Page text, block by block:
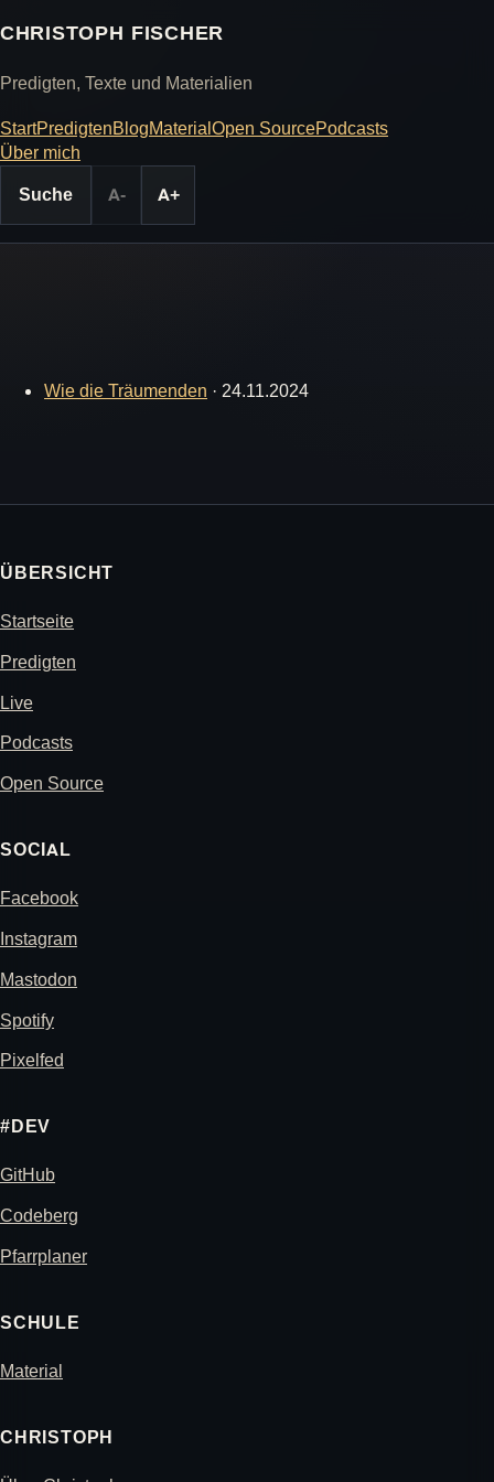
CHRISTOPH FISCHER
Predigten, Texte und Materialien
StartPredigtenBlogMaterialOpen SourcePodcasts
Über mich
Suche
A- A+
Wie die Träumenden · 24.11.2024
ÜBERSICHT
Startseite
Predigten
Live
Podcasts
Open Source
SOCIAL
Facebook
Instagram
Mastodon
Spotify
Pixelfed
#DEV
GitHub
Codeberg
Pfarrplaner
SCHULE
Material
CHRISTOPH